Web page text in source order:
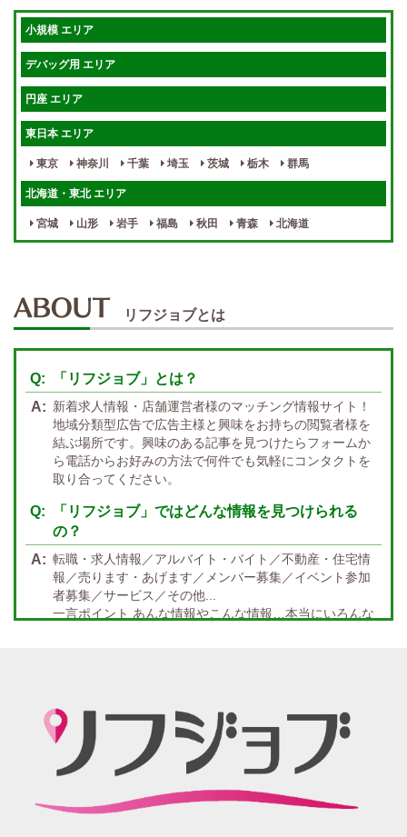
短期OK 入店祝金あり
週1～OK 健全店で安心！
宿泊相談可 保証制度完備
指名料100％バック！ 寮完備
女性スタッフがいる！ 終電後店泊OK
週１～OK 自宅待機OK
かけもちOK 給与保証あり
週1日～OK
指名バック率高め 週1・月1～OK
託児所紹介あり 初心者歓迎
資格者優遇
宿泊・送迎あり 50代以上歓迎
経験者優遇
経験者歓迎 未経験者あり
未経験者金着 60代歓迎
小規模 エリア
デバッグ用 エリア
円座 エリア
東日本 エリア
東京 神奈川 千葉 埼玉 茨城 栃木 群馬
北海道・東北 エリア
宮城 山形 岩手 福島 秋田 青森 北海道
静岡
関西 エリア
九州・沖縄 エリア
大分 福岡 佐賀 長崎 宮崎 熊本 鹿児島 沖縄
中四国 エリア
岡山 鳥取 広島 島根
リフジョブとは
「リフジョブ」とは？
新着求人情報・店舗運営者様のマッチング情報サイト！
地域分類型広告で広告主様と興味をお持ちの閲覧者様を
結ぶ場所です。興味のある記事を見つけたらフォームか
ら電話からお好みの方法で何件でも気軽にコンタクトを
取り合ってください。
「リフジョブ」ではどんな情報を見つけられる
の？
転職・求人情報／アルバイト・バイト／不動産・住宅情
報／売ります・あげます／メンバー募集／イベント参加
者募集／サービス／その他...
一言ポイント あんな情報やこんな情報…本当にいろんな
紙面媒体スポーツ紙のあの広告求人情報から意味深長な
広告!?まで興味のある方もただ眺めてるだけ、という通り
すがりの方へも！もっとkhaosな情報たちを掲載する場所
が欲しい！というお客様の要望を実現、もっと広く発信